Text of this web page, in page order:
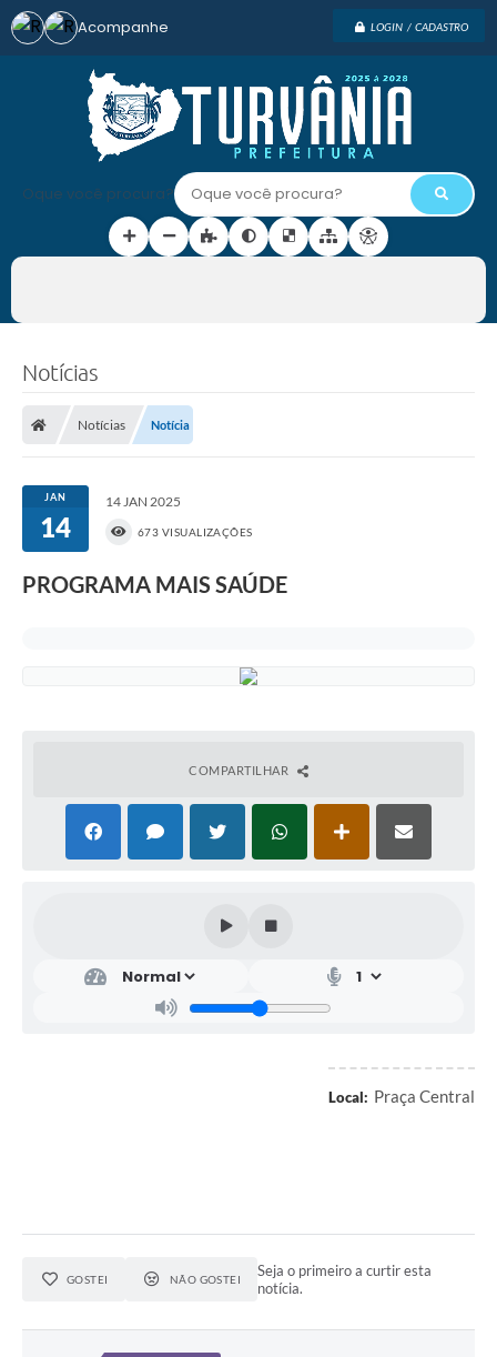
LOGIN / CADASTRO
Oque você procura?
Acompanhe
Notícias
Notícias Notícia
JAN
14
14 JAN 2025
673 VISUALIZAÇÕES
PROGRAMA MAIS SAÚDE
COMPARTILHAR
Local: Praça Central
GOSTEI NÃO GOSTEI
Seja o primeiro a curtir esta
notícia.